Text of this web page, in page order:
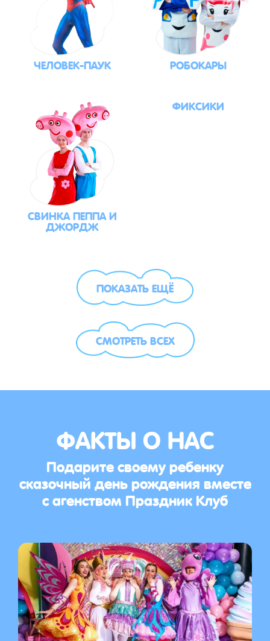
ЧЕЛОВЕК-ПАУК РОБОКАРЫ
СВИНКА ПЕППА И
ДЖОРДЖ
ФИКСИКИ
ПОКАЗАТЬ ЕЩЁ
СМОТРЕТЬ ВСЕХ
ФАКТЫ О НАС
Подарите своему ребенку
сказочный день рождения вместе
с агенством Праздник Клуб